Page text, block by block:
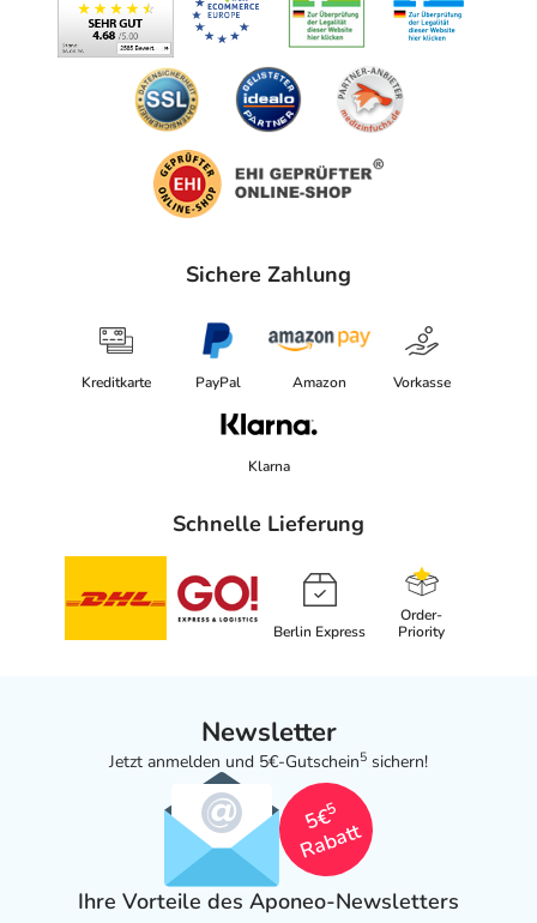
Sichere Zahlung
Kreditkarte PayPal Amazon Vorkasse
Klarna
Schnelle Lieferung
Berlin Express
Order-
Priority
Newsletter
Jetzt anmelden und 5€-Gutschein5 sichern!
5€
5
Rabatt
Ihre Vorteile des Aponeo-Newsletters